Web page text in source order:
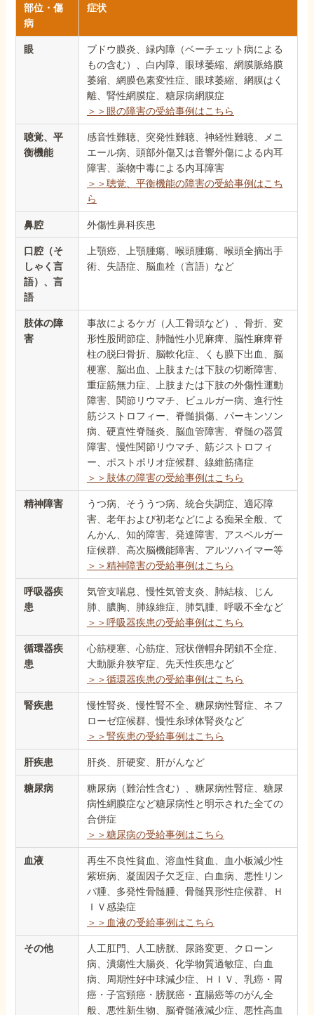
部位・傷
病
症状
眼
ブドウ膜炎、緑内障（ベーチェット病による
もの含む）、白内障、眼球萎縮、網膜脈絡膜
萎縮、網膜色素変性症、眼球萎縮、網膜はく
離、腎性網膜症、糖尿病網膜症
＞＞眼の障害の受給事例はこちら
聴覚、平
衡機能
感音性難聴、突発性難聴、神経性難聴、メニ
エール病、頭部外傷又は音響外傷による内耳
障害、薬物中毒による内耳障害
＞＞聴覚、平衡機能の障害の受給事例はこち
ら
鼻腔 外傷性鼻科疾患
口腔（そ
しゃく言
語）、言
語
上顎癌、上顎腫瘍、喉頭腫瘍、喉頭全摘出手
術、失語症、脳血栓（言語）など
肢体の障
害
事故によるケガ（人工骨頭など）、骨折、変
形性股間節症、肺髄性小児麻痺、脳性麻痺脊
柱の脱臼骨折、脳軟化症、くも膜下出血、脳
梗塞、脳出血、上肢または下肢の切断障害、
重症筋無力症、上肢または下肢の外傷性運動
障害、関節リウマチ、ビュルガー病、進行性
筋ジストロフィー、脊髄損傷、パーキンソン
病、硬直性脊髄炎、脳血管障害、脊髄の器質
障害、慢性関節リウマチ、筋ジストロフィ
ー、ポストポリオ症候群、線維筋痛症
＞＞肢体の障害の受給事例はこちら
精神障害
うつ病、そううつ病、統合失調症、適応障
害、老年および初老などによる痴呆全般、て
んかん、知的障害、発達障害、アスペルガー
症候群、高次脳機能障害、アルツハイマー等
＞＞精神障害の受給事例はこちら
呼吸器疾
患
気管支喘息、慢性気管支炎、肺結核、じん
肺、膿胸、肺線維症、肺気腫、呼吸不全など
＞＞呼吸器疾患の受給事例はこちら
循環器疾
患
心筋梗塞、心筋症、冠状僧帽弁閉鎖不全症、
大動脈弁狭窄症、先天性疾患など
＞＞循環器疾患の受給事例はこちら
腎疾患
慢性腎炎、慢性腎不全、糖尿病性腎症、ネフ
ローゼ症候群、慢性糸球体腎炎など
＞＞腎疾患の受給事例はこちら
肝疾患 肝炎、肝硬変、肝がんなど
糖尿病
糖尿病（難治性含む）、糖尿病性腎症、糖尿
病性網膜症など糖尿病性と明示された全ての
合併症
＞＞糖尿病の受給事例はこちら
血液
再生不良性貧血、溶血性貧血、血小板減少性
紫班病、凝固因子欠乏症、白血病、悪性リン
パ腫、多発性骨髄腫、骨髄異形性症候群、Ｈ
ＩＶ感染症
＞＞血液の受給事例はこちら
その他
人工肛門、人工膀胱、尿路変更、クローン
病、潰瘍性大腸炎、化学物質過敏症、白血
病、周期性好中球減少症、ＨＩＶ、乳癌・胃
癌・子宮頸癌・膀胱癌・直腸癌等のがん全
般、悪性新生物、脳脊髄液減少症、悪性高血